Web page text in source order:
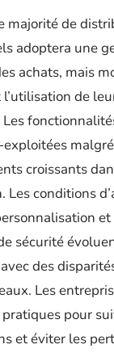
majorité de
adoptera une
achats, mais
de
croissants
conditions
et
sécurité
des
Les
pour
et éviter les